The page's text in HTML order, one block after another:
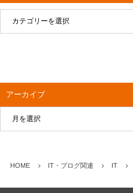
アーカイブ
HOME IT・ブログ関連 IT